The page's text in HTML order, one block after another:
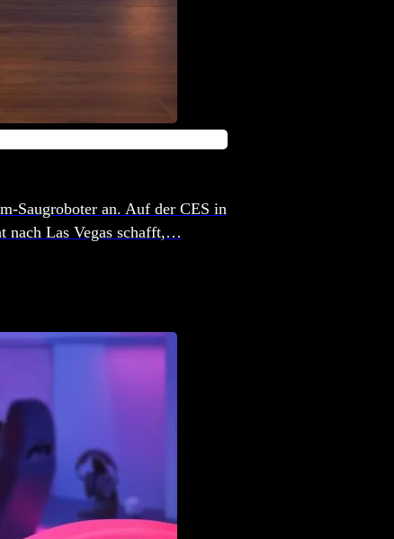
Saugroboter an. Auf der CES in
nach Las Vegas schafft,…